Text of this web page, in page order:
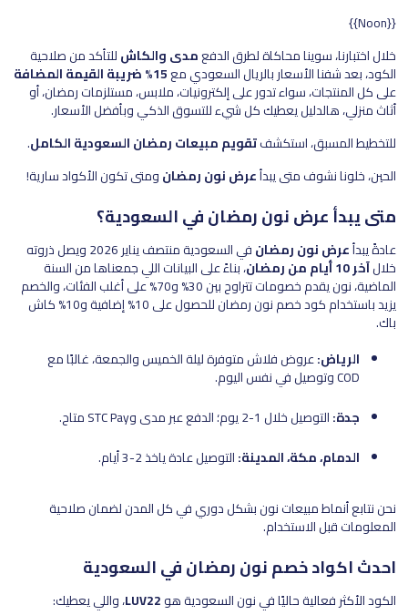
{{Noon}}
خلال اختبارنا، سوينا محاكاة لطرق الدفعمدى والكاشللتأكد من صلاحية
الكود، بعد شفنا الأسعار بالريال السعودي مع15% ضريبة القيمة المضافة
على كل المنتجات، سواء تدور على إلكترونيات، ملابس، مستلزمات رمضان، أو
أثاث منزلي، هالدليل يعطيك كل شيء للتسوق الذكي وبأفضل الأسعار.
للتخطيط المسبق، استكشفتقويم مبيعات رمضان السعودية الكامل.
الحين، خلونا نشوف متى يبدأعرض نون رمضانومتى تكون الأكواد سارية!
متى يبدأ عرض نون رمضان في السعودية؟
عادةً يبدأعرض نون رمضان في السعودية منتصف يناير 2026 ويصل ذروته
خلالآخر 10 أيام من رمضان ، بناءً على البيانات اللي جمعناها من السنة
الماضية، نون يقدم خصومات تتراوح بين 30% و70% على أغلب الفئات، والخصم
يزيد باستخدام كود خصم نون رمضان للحصول على 10% إضافية و10% كاش
باك.
الرياض:عروض فلاش متوفرة ليلة الخميس والجمعة، غالبًا مع
COD وتوصيل في نفس اليوم.
جدة:التوصيل خلال 1-2 يوم؛ الدفع عبر مدى وSTC Pay متاح.
الدمام، مكة، المدينة:التوصيل عادة ياخذ 2-3 أيام.
نحن نتابع أنماط مبيعات نون بشكل دوري في كل المدن لضمان صلاحية
المعلومات قبل الاستخدام.
احدث اكواد خصم نون رمضان في السعودية
الكود الأكثر فعالية حاليًا في نون السعودية هوLUV22، واللي يعطيك: